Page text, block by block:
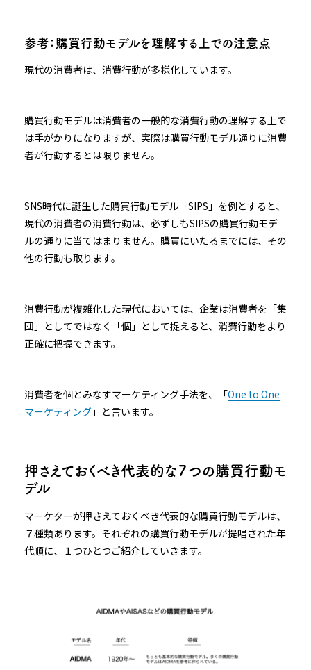
参考：購買行動モデルを理解する上での注意点
現代の消費者は、消費行動が多様化しています。
購買行動モデルは消費者の一般的な消費行動の理解する上で
は手がかりになりますが、実際は購買行動モデル通りに消費
者が行動するとは限りません。
SNS時代に誕生した購買行動モデル「SIPS」を例とすると、
現代の消費者の消費行動は、必ずしもSIPSの購買行動モデ
ルの通りに当てはまりません。購買にいたるまでには、その
他の行動も取ります。
消費行動が複雑化した現代においては、企業は消費者を「集
団」としてではなく「個」として捉えると、消費行動をより
正確に把握できます。
消費者を個とみなすマーケティング手法を、「One to One
マーケティング 」と言います。
押さえておくべき代表的な７つの購買行動モ
デル
マーケターが押さえておくべき代表的な購買行動モデルは、
７種類あります。それぞれの購買行動モデルが提唱された年
代順に、１つひとつご紹介していきます。